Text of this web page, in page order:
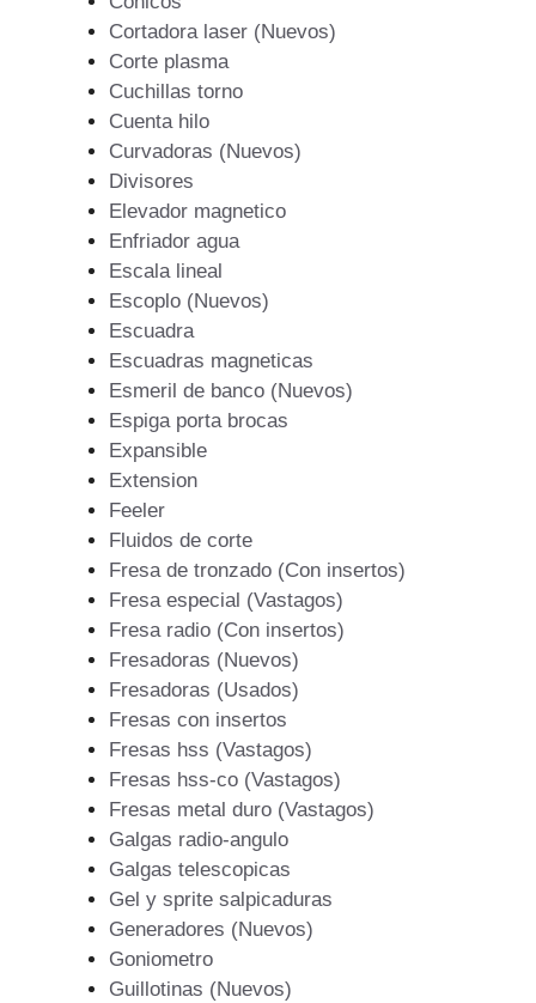
Cortadora laser (Nuevos)
Corte plasma
Cuchillas torno
Cuenta hilo
Curvadoras (Nuevos)
Divisores
Elevador magnetico
Enfriador agua
Escala lineal
Escoplo (Nuevos)
Escuadra
Escuadras magneticas
Esmeril de banco (Nuevos)
Espiga porta brocas
Expansible
Extension
Feeler
Fluidos de corte
Fresa de tronzado (Con insertos)
Fresa especial (Vastagos)
Fresa radio (Con insertos)
Fresadoras (Nuevos)
Fresadoras (Usados)
Fresas con insertos
Fresas hss (Vastagos)
Fresas hss-co (Vastagos)
Fresas metal duro (Vastagos)
Galgas radio-angulo
Galgas telescopicas
Gel y sprite salpicaduras
Generadores (Nuevos)
Goniometro
Guillotinas (Nuevos)